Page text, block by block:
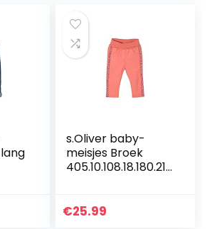
s.Oliver baby-
meisjes Broek
405.10.108.18.180.210
€25.99